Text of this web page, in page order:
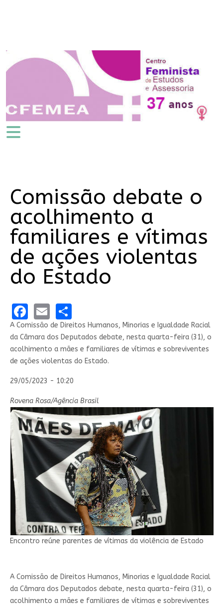
Comissão debate o
acolhimento a
familiares e vítimas
de ações violentas
do Estado
Facebook
EmailShare
A Comissão de Direitos Humanos, Minorias e Igualdade Racial
da Câmara dos Deputados debate, nesta quarta-feira (31), o
acolhimento a mães e familiares de vítimas e sobreviventes
de ações violentas do Estado.
29/05/2023 - 10:20
Rovena Rosa/Agência Brasil
Encontro reúne parentes de vítimas da violência de Estado
A Comissão de Direitos Humanos, Minorias e Igualdade Racial
da Câmara dos Deputados debate, nesta quarta-feira (31), o
acolhimento a mães e familiares de vítimas e sobreviventes